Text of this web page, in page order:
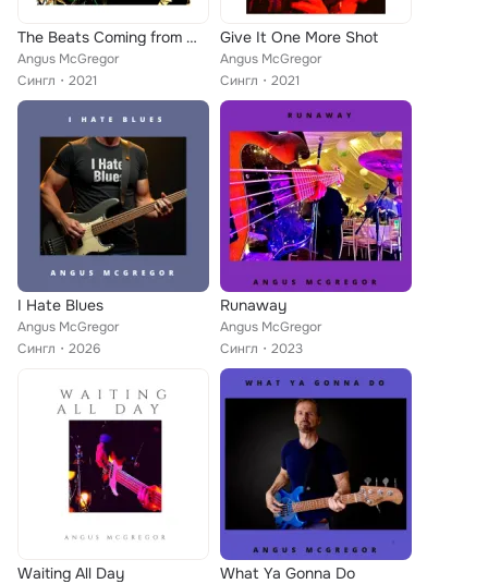
The Beats Coming from My Bones
Angus McGregor
Сингл
2021
Give It One More Shot
Angus McGregor
Сингл
2021
I Hate Blues
Angus McGregor
Сингл
2026
Runaway
Angus McGregor
Сингл
2023
Waiting All Day What Ya Gonna Do